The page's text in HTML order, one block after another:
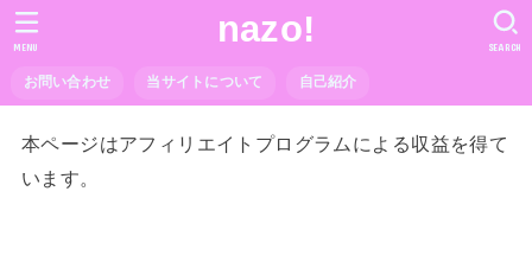
nazo!
お問い合わせ 当サイトについて 自己紹介
SEARCH
MENU
本ページはアフィリエイトプログラムによる収益を得て
います。